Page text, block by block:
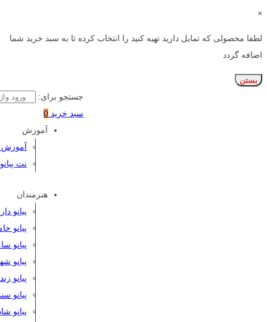
×
لطفا محصولی که تمایل دارید تهیه کنید را انتخاب کرده تا به سبد خرید شما
اضافه گردد
بستن
جستجو برای:
سبد خرید 0
آموزش
آموزش
نت پیانو
هنرمندان
پیانو
پیانو
پیانو
پیانو
پیانو
پیانو
پیانو